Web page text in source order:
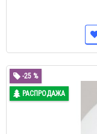
-25 %
РАСПРОДАЖА